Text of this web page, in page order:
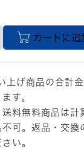
カートに追
上げ商品の合計
す。
料無料商品は計
可。返品・交換
い。